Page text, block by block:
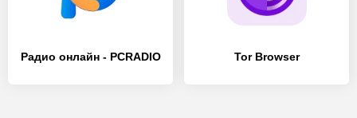
Радио онлайн - PCRADIO Tor Browser